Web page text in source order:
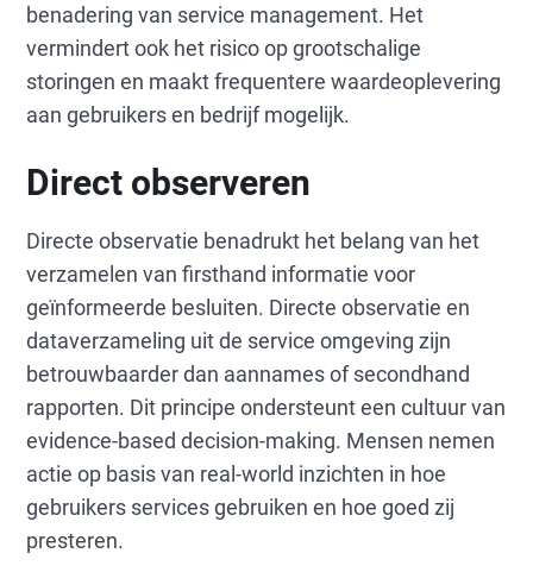
benadering van service management. Het
vermindert ook het risico op grootschalige
storingen en maakt frequentere waardeoplevering
aan gebruikers en bedrijf mogelijk.
Direct observeren
Directe observatie benadrukt het belang van het
verzamelen van firsthand informatie voor
geïnformeerde besluiten. Directe observatie en
dataverzameling uit de service omgeving zijn
betrouwbaarder dan aannames of secondhand
rapporten. Dit principe ondersteunt een cultuur van
evidence-based decision-making. Mensen nemen
actie op basis van real-world inzichten in hoe
gebruikers services gebruiken en hoe goed zij
presteren.